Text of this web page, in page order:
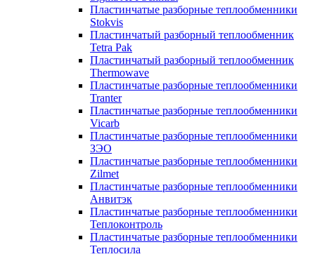
Пластинчатые разборные теплообменники
Stokvis
Пластинчатый разборный теплообменник
Tetra Pak
Пластинчатый разборный теплообменник
Thermowave
Пластинчатые разборные теплообменники
Tranter
Пластинчатые разборные теплообменники
Vicarb
Пластинчатые разборные теплообменники
ЗЭО
Пластинчатые разборные теплообменники
Zilmet
Пластинчатые разборные теплообменники
Анвитэк
Пластинчатые разборные теплообменники
Теплоконтроль
Пластинчатые разборные теплообменники
Теплосила